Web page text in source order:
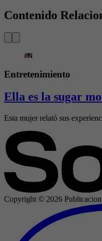
Contenido
Entretenimiento
Ella es la sugar
Esta mujer relató sus
Copyright © 2026